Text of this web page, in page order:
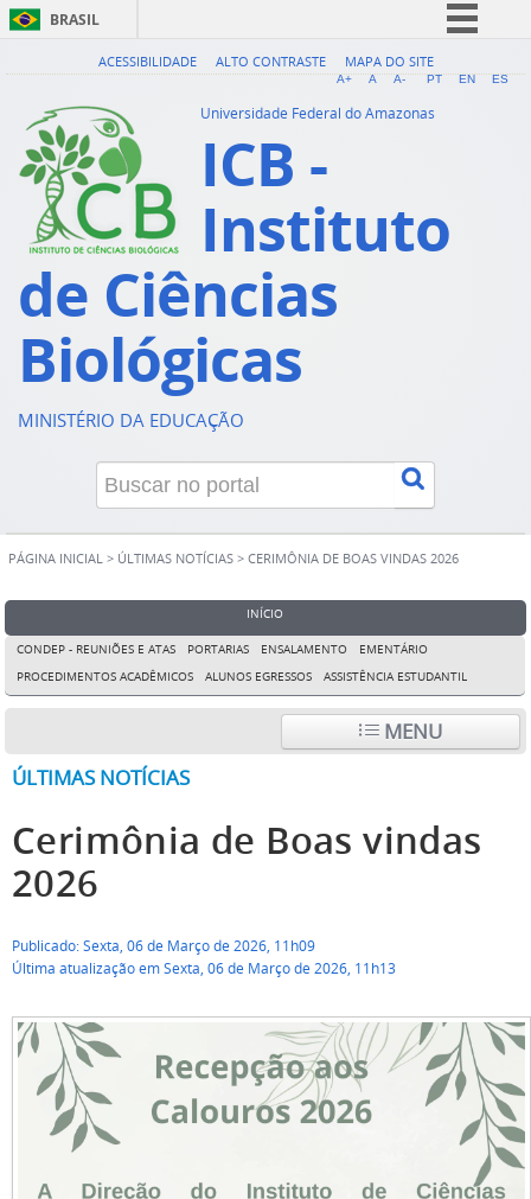
BRASIL
Simplifique!
Acesso à informação
Legislação
Canais
ACESSIBILIDADE ALTO CONTRASTE MAPA DO SITE
A+ A A- PT EN ES
Universidade Federal do Amazonas
ICB -
Instituto
de Ciências
Biológicas
MINISTÉRIO DA EDUCAÇÃO
PÁGINA INICIAL > ÚLTIMAS NOTÍCIAS > CERIMÔNIA DE BOAS VINDAS 2026
INÍCIO
CONDEP - REUNIÕES E ATAS PORTARIAS ENSALAMENTO
EMENTÁRIO
PROCEDIMENTOS ACADÊMICOS
ALUNOS EGRESSOS ASSISTÊNCIA ESTUDANTIL
MENU
ÚLTIMAS NOTÍCIAS
Cerimônia de Boas vindas
2026
Publicado: Sexta, 06 de Março de 2026, 11h09
Última atualização em Sexta, 06 de Março de 2026, 11h13